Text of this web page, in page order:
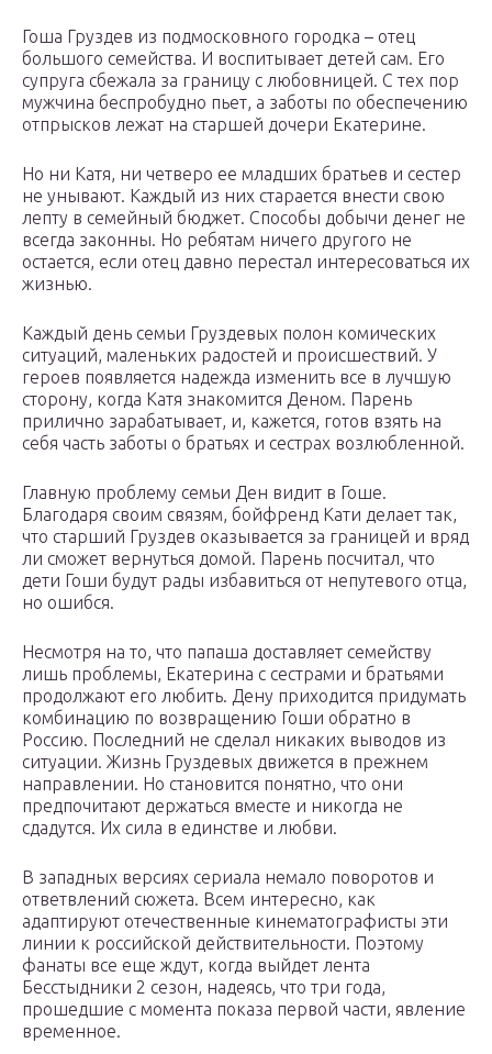
Гоша Груздев из подмосковного городка – отец
большого семейства. И воспитывает детей сам. Его
супруга сбежала за границу с любовницей. С тех пор
мужчина беспробудно пьет, а заботы по обеспечению
отпрысков лежат на старшей дочери Екатерине.
Но ни Катя, ни четверо ее младших братьев и сестер
не унывают. Каждый из них старается внести свою
лепту в семейный бюджет. Способы добычи денег не
всегда законны. Но ребятам ничего другого не
остается, если отец давно перестал интересоваться их
жизнью.
Каждый день семьи Груздевых полон комических
ситуаций, маленьких радостей и происшествий. У
героев появляется надежда изменить все в лучшую
сторону, когда Катя знакомится Деном. Парень
прилично зарабатывает, и, кажется, готов взять на
себя часть заботы о братьях и сестрах возлюбленной.
Главную проблему семьи Ден видит в Гоше.
Благодаря своим связям, бойфренд Кати делает так,
что старший Груздев оказывается за границей и вряд
ли сможет вернуться домой. Парень посчитал, что
дети Гоши будут рады избавиться от непутевого отца,
но ошибся.
Несмотря на то, что папаша доставляет семейству
лишь проблемы, Екатерина с сестрами и братьями
продолжают его любить. Дену приходится придумать
комбинацию по возвращению Гоши обратно в
Россию. Последний не сделал никаких выводов из
ситуации. Жизнь Груздевых движется в прежнем
направлении. Но становится понятно, что они
предпочитают держаться вместе и никогда не
сдадутся. Их сила в единстве и любви.
В западных версиях сериала немало поворотов и
ответвлений сюжета. Всем интересно, как
адаптируют отечественные кинематографисты эти
линии к российской действительности. Поэтому
фанаты все еще ждут, когда выйдет лента
Бесстыдники 2 сезон, надеясь, что три года,
прошедшие с момента показа первой части, явление
временное.